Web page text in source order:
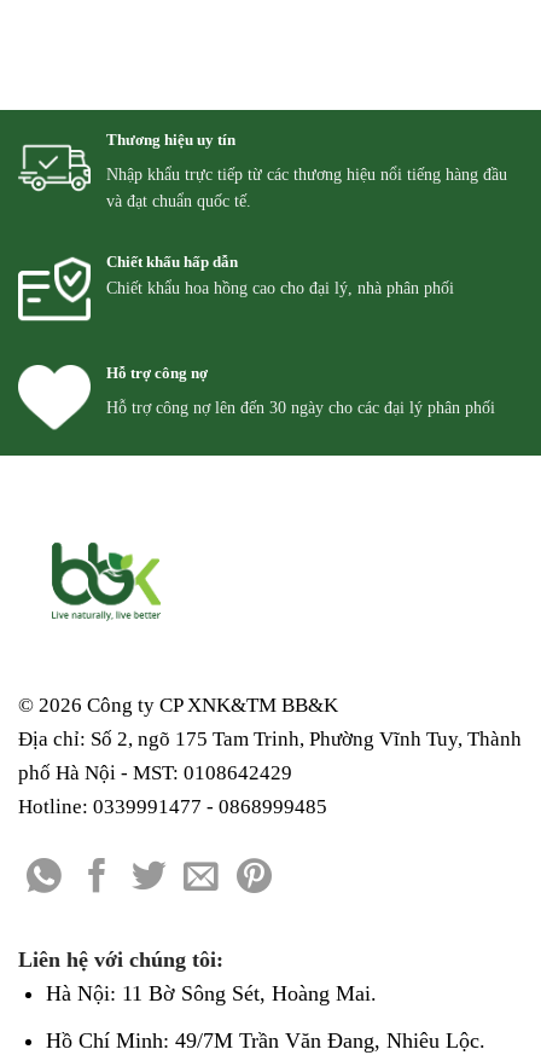
Thương hiệu uy tín
Nhập khẩu trực tiếp từ các thương hiệu nổi tiếng hàng đầu
và đạt chuẩn quốc tế.
Chiết khấu hấp dẫn
Chiết khẩu hoa hồng cao cho đại lý, nhà phân phối
Hỗ trợ công nợ
Hỗ trợ công nợ lên đến 30 ngày cho các đại lý phân phối
© 2026 Công ty CP XNK&TM BB&K
Địa chỉ: Số 2, ngõ 175 Tam Trinh, Phường Vĩnh Tuy, Thành
phố Hà Nội - MST: 0108642429
Hotline: 0339991477 - 0868999485
Liên hệ với chúng tôi:
Hà Nội: 11 Bờ Sông Sét, Hoàng Mai.
Hồ Chí Minh: 49/7M Trần Văn Đang, Nhiêu Lộc.